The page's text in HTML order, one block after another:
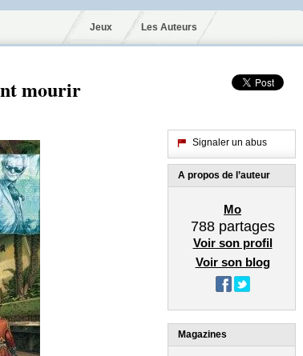
Jeux Les Auteurs
mourir
Signaler un abus
A propos de l’auteur
Mo
788partages
Voir son profil
Voir son blog
Magazines